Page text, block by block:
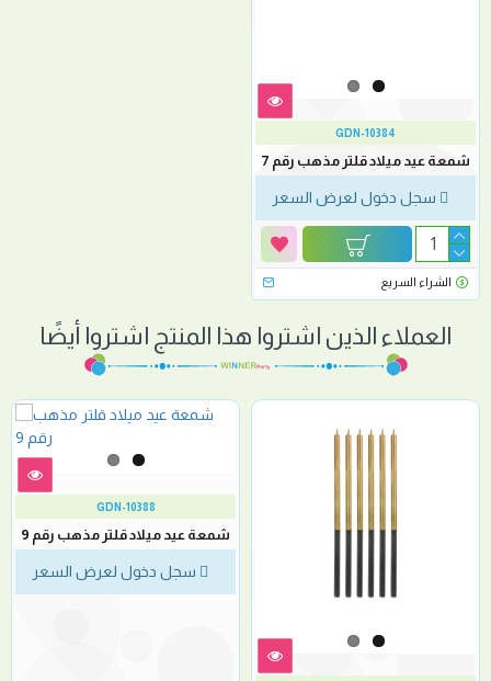
GDN-10384
شمعة عيد ميلاد قلتر مذهب رقم 7
سجل دخول لعرض السعر
الشراء السريع
العملاء الذين اشتروا هذا المنتج اشتروا أيضًا
GDN-10388
شمعة عيد ميلاد قلتر مذهب رقم 9
سجل دخول لعرض السعر